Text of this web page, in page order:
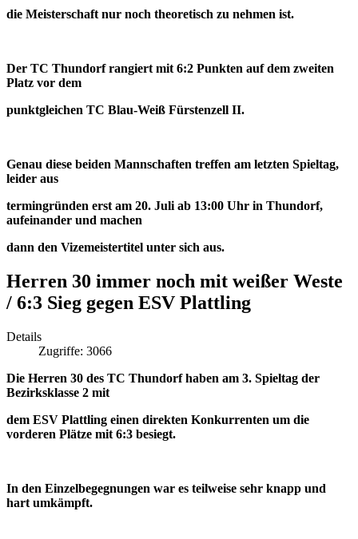
die Meisterschaft nur noch theoretisch zu nehmen ist.
Der TC Thundorf rangiert mit 6:2 Punkten auf dem zweiten
Platz vor dem
punktgleichen TC Blau-Weiß Fürstenzell II.
Genau diese beiden Mannschaften treffen am letzten Spieltag,
leider aus
termingründen erst am 20. Juli ab 13:00 Uhr in Thundorf,
aufeinander und machen
dann den Vizemeistertitel unter sich aus.
Herren 30 immer noch mit weißer Weste
/ 6:3 Sieg gegen ESV Plattling
Details
Zugriffe: 3066
Die Herren 30 des TC Thundorf haben am 3. Spieltag der
Bezirksklasse 2 mit
dem ESV Plattling einen direkten Konkurrenten um die
vorderen Plätze mit 6:3 besiegt.
In den Einzelbegegnungen war es teilweise sehr knapp und
hart umkämpft.